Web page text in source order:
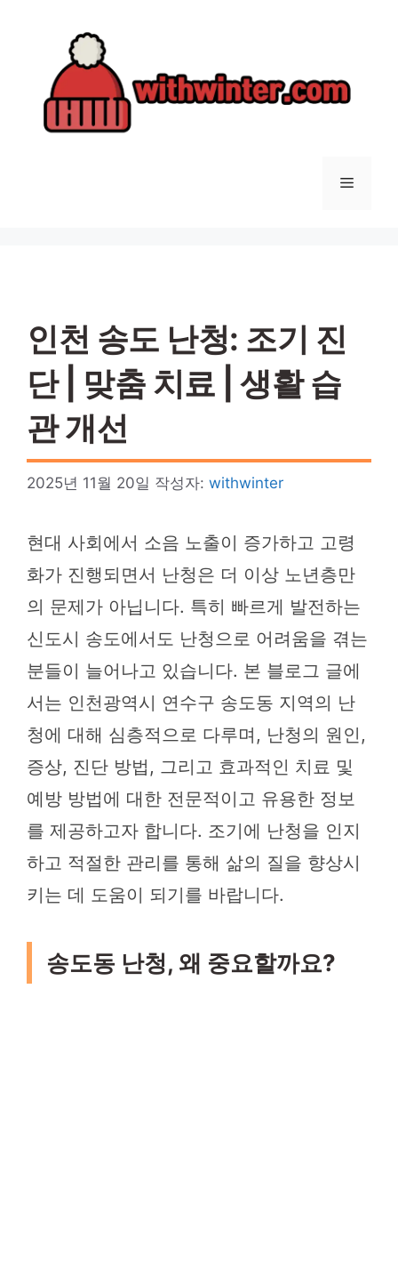
메
인천 송도 난청: 조기 진
단 | 맞춤 치료 | 생활 습
관 개선
2025년 11월 20일 작성자: withwinter
현대 사회에서 소음 노출이 증가하고 고령
화가 진행되면서 난청은 더 이상 노년층만
의 문제가 아닙니다. 특히 빠르게 발전하는
신도시 송도에서도 난청으로 어려움을 겪는
분들이 늘어나고 있습니다. 본 블로그 글에
서는 인천광역시 연수구 송도동 지역의 난
청에 대해 심층적으로 다루며, 난청의 원인,
증상, 진단 방법, 그리고 효과적인 치료 및
예방 방법에 대한 전문적이고 유용한 정보
를 제공하고자 합니다. 조기에 난청을 인지
하고 적절한 관리를 통해 삶의 질을 향상시
키는 데 도움이 되기를 바랍니다.
송도동 난청, 왜 중요할까요?